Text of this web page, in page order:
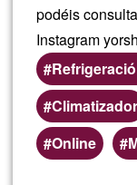
podéis
Instagram
Climatizador
Preferred
(geographic)
Online